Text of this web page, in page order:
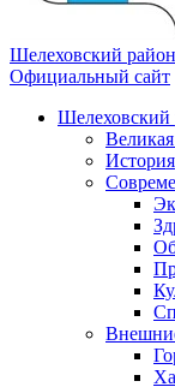
Шелеховский район
Официальный сайт
Шелеховский
История